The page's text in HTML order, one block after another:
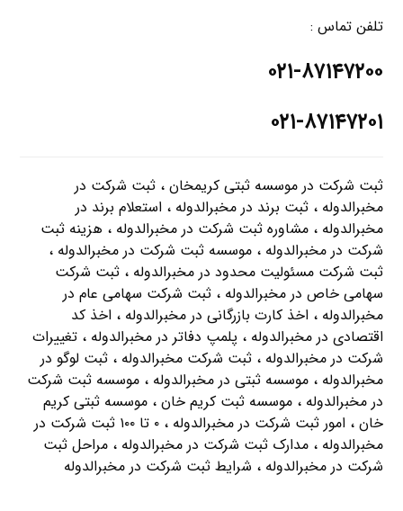
تلفن تماس :
۰۲۱-۸۷۱۴۷۲۰۰
۰۲۱-۸۷۱۴۷۲۰۱
ثبت شرکت در موسسه ثبتی کریمخان ، ثبت شرکت در
مخبرالدوله ، ثبت برند در مخبرالدوله ، استعلام برند در
مخبرالدوله ، مشاوره ثبت شرکت در مخبرالدوله ، هزینه ثبت
شرکت در مخبرالدوله ، موسسه ثبت شرکت در مخبرالدوله ،
ثبت شرکت مسئولیت محدود در مخبرالدوله ، ثبت شرکت
سهامی خاص در مخبرالدوله ، ثبت شرکت سهامی عام در
مخبرالدوله ، اخذ کارت بازرگانی در مخبرالدوله ، اخذ کد
اقتصادی در مخبرالدوله ، پلمپ دفاتر در مخبرالدوله ، تغییرات
شرکت در مخبرالدوله ، ثبت شرکت مخبرالدوله ، ثبت لوگو در
مخبرالدوله ، موسسه ثبتی در مخبرالدوله ، موسسه ثبت شرکت
در مخبرالدوله ، موسسه ثبت کریم خان ، موسسه ثبتی کریم
خان ، امور ثبت شرکت در مخبرالدوله ، ۰ تا ۱۰۰ ثبت شرکت در
مخبرالدوله ، مدارک ثبت شرکت در مخبرالدوله ، مراحل ثبت
شرکت در مخبرالدوله ، شرایط ثبت شرکت در مخبرالدوله